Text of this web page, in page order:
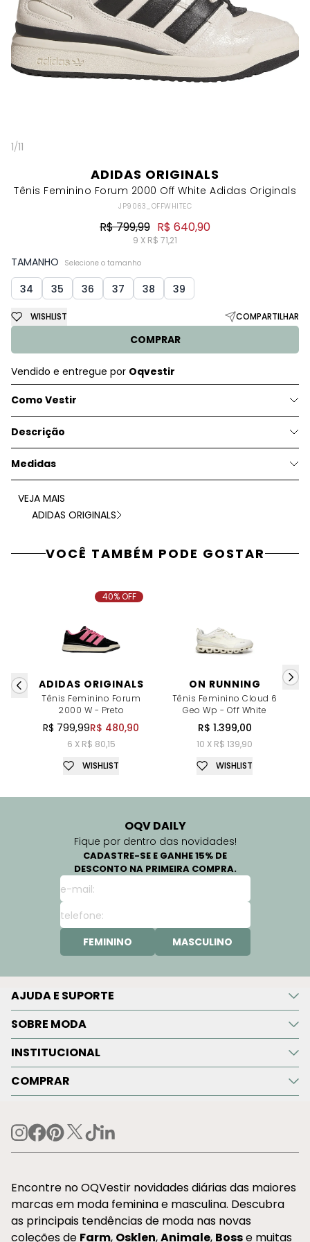
1/11
ADIDAS ORIGINALS
Tênis Feminino Forum 2000 Off White Adidas Originals
JP9063_OFFWHITEC
R$ 799,99 R$ 640,90
9 X R$ 71,21
TAMANHO Selecione o tamanho
34 35 36 37 38 39
COMPRAR
WISHLIST COMPARTILHAR
Vendido e entregue por Oqvestir
Como Vestir
Descrição
Medidas
VEJA MAIS
ADIDAS ORIGINALS
VOCÊ TAMBÉM PODE GOSTAR
ADIDAS ORIGINALS
Tênis Feminino Forum
2000 W - Preto
R$ 799,99R$ 480,90
6 X R$ 80,15
40% OFF
WISHLIST
ON RUNNING
Tênis Feminino Cloud 6
Geo Wp - Off White
R$ 1.399,00
10 X R$ 139,90
WISHLIST
OQV DAILY
Fique por dentro das novidades!
CADASTRE-SE E GANHE 15% DE
DESCONTO NA PRIMEIRA COMPRA.
FEMININO MASCULINO
AJUDA E SUPORTE
SOBRE MODA
INSTITUCIONAL
COMPRAR
Encontre no OQVestir novidades diárias das maiores
marcas em moda feminina e masculina. Descubra
as principais tendências de moda nas novas
coleções de Farm, Osklen,Animale, Bosse muitas